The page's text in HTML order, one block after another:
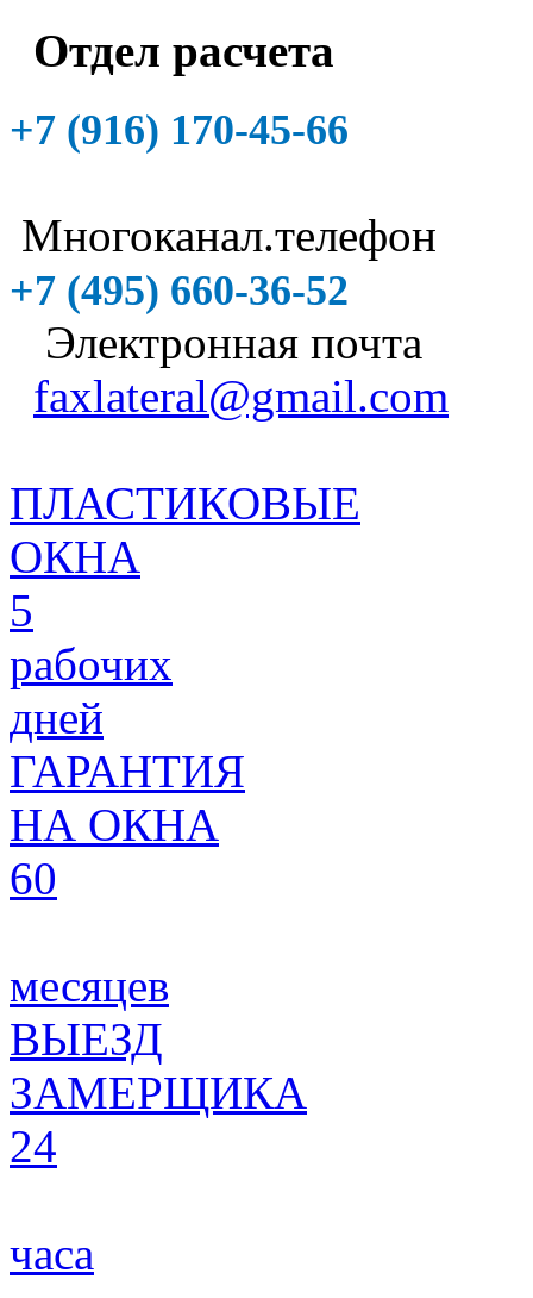
Отдел расчета
+7 (916) 170-45-66
Многоканал.телефон
+7 (495) 660-36-52
Электронная почта
faxlateral@gmail.com
ПЛАСТИКОВЫЕ
ОКНА
5
рабочих
дней
ГАРАНТИЯ
НА ОКНА
60
месяцев
ВЫЕЗД
ЗАМЕРЩИКА
24
часа